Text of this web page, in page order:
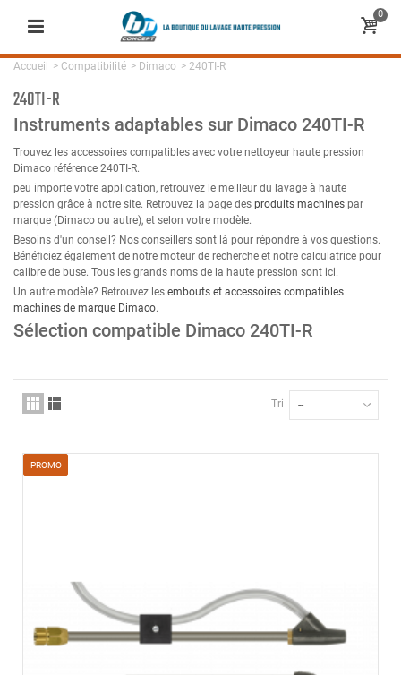
0
Accueil > Compatibilité > Dimaco > 240TI-R
240TI-R
Instruments adaptables sur Dimaco 240TI-R
Trouvez les accessoires compatibles avec votre nettoyeur haute pression
Dimaco référence 240TI-R.
peu importe votre application, retrouvez le meilleur du lavage à haute
pression grâce à notre site. Retrouvez la page des produits machines par
marque (Dimaco ou autre), et selon votre modèle.
Besoins d'un conseil? Nos conseillers sont là pour répondre à vos questions.
Bénéficiez également de notre moteur de recherche et notre calculatrice pour
calibre de buse. Tous les grands noms de la haute pression sont ici.
Un autre modèle? Retrouvez les embouts et accessoires compatibles
machines de marque Dimaco.
Sélection compatible Dimaco 240TI-R
Tri --
PROMO